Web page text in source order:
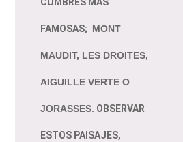
CUMBRES MAS
FAMOSAS; MONT
MAUDIT, LES DROITES,
AIGUILLE VERTE O
JORASSES. OBSERVAR
ESTOS PAISAJES,